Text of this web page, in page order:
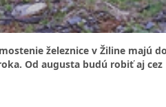
železnice v Žiline majú
Od augusta budú robiť aj cez